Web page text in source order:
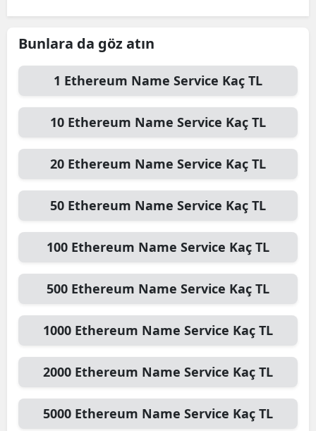
Bunlara da göz atın
1 Ethereum Name Service Kaç TL
10 Ethereum Name Service Kaç TL
20 Ethereum Name Service Kaç TL
50 Ethereum Name Service Kaç TL
100 Ethereum Name Service Kaç TL
500 Ethereum Name Service Kaç TL
1000 Ethereum Name Service Kaç TL
2000 Ethereum Name Service Kaç TL
5000 Ethereum Name Service Kaç TL